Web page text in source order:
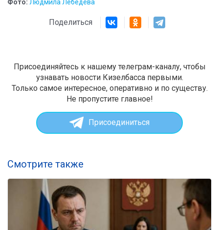
Фото: Людмила Лебедева
Поделиться
Присоединяйтесь к нашему телеграм-каналу, чтобы
узнавать новости Кизелбасса первыми.
Только самое интересное, оперативно и по существу.
Не пропустите главное!
Присоединиться
Смотрите также